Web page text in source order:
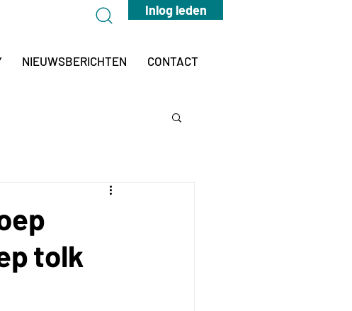
Inlog leden
NIEUWSBERICHTEN CONTACT
tolk